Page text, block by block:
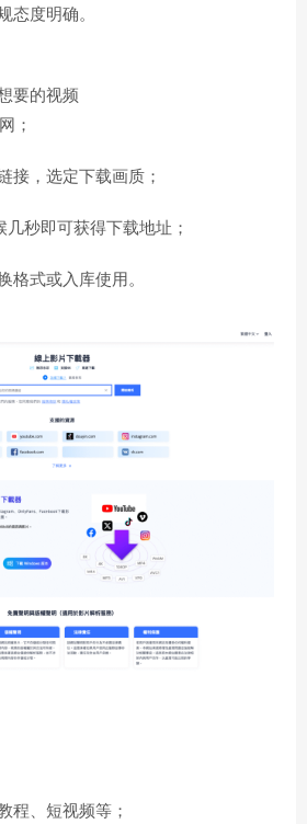
态度明确。
要的视频
；
接，选定下载画质；
几秒即可获得下载地址；
格式或入库使用。
程、短视频等；